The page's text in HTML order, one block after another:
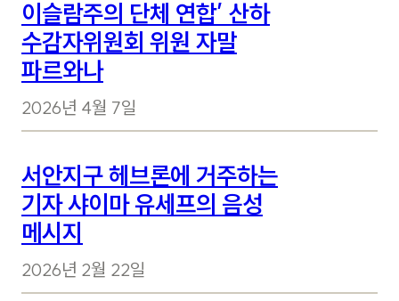
이슬람주의 단체 연합’ 산하
수감자위원회 위원 자말
파르와나
2026년 4월 7일
서안지구 헤브론에 거주하는
기자 샤이마 유세프의 음성
메시지
2026년 2월 22일